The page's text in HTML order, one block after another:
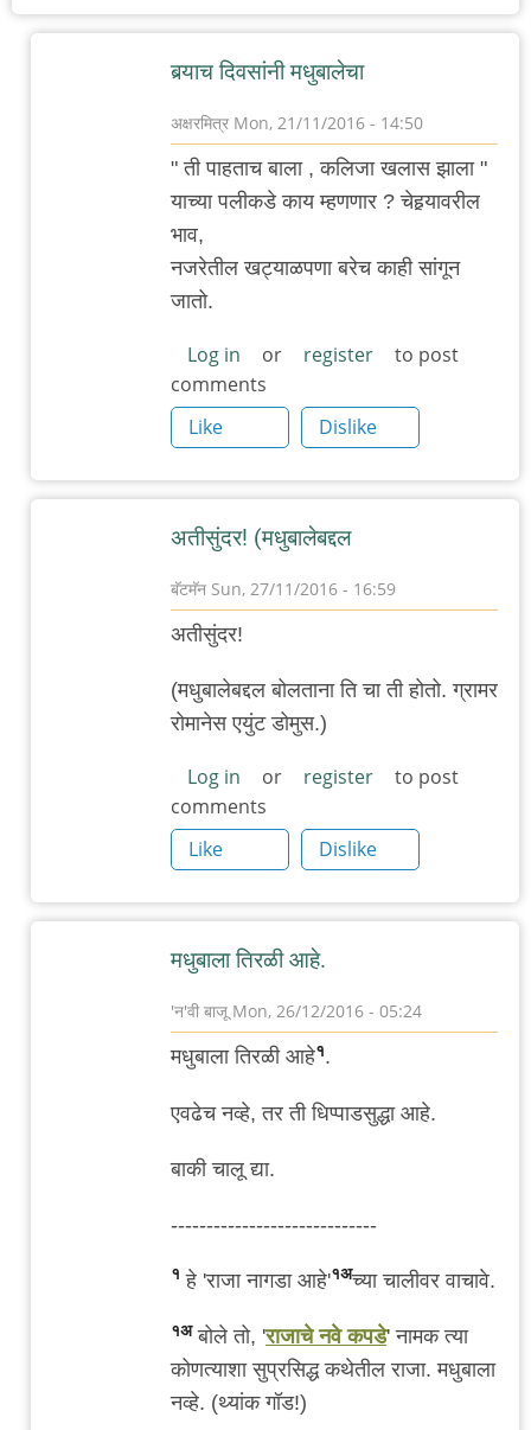
बर्‍याच दिवसांनी मधुबालेचा
अक्षरमित्र Mon, 21/11/2016 - 14:50
In
बर्‍याच
मधुबालेचा
by
गब्बर
सिंग
" ती पाहताच बाला , कलिजा खलास झाला "
याच्या पलीकडे काय म्हणणार ? चेहर्‍यावरील
भाव,
नजरेतील खट्याळपणा बरेच काही सांगून
जातो.
Log in or register
to post
comments
Like
Dislike
अतीसुंदर! (मधुबालेबद्दल
बॅटमॅन Sun, 27/11/2016 - 16:59
reply
to
.
दिवसांनी
मधुबालेचा
by
सिंग
अतीसुंदर!
(मधुबालेबद्दल बोलताना ति चा ती होतो. ग्रामर
रोमानेस एयुंट डोमुस.)
Log in or register
to post
comments
Like
Dislike
मधुबाला तिरळी आहे.
'न'वी बाजूMon, 26/12/2016 - 05:24
reply
to
बर्‍याच
by
सिंग
मधुबाला तिरळी आहे१.
एवढेच नव्हे, तर ती धिप्पाडसुद्धा आहे.
बाकी चालू द्या.
-----------------------------
१ हे 'राजा नागडा आहे'१अच्या चालीवर वाचावे.
१अ बोले तो, 'राजाचे नवे कपडे' नामक त्या
कोणत्याशा सुप्रसिद्ध कथेतील राजा. मधुबाला
नव्हे. (थ्यांक गॉड!)